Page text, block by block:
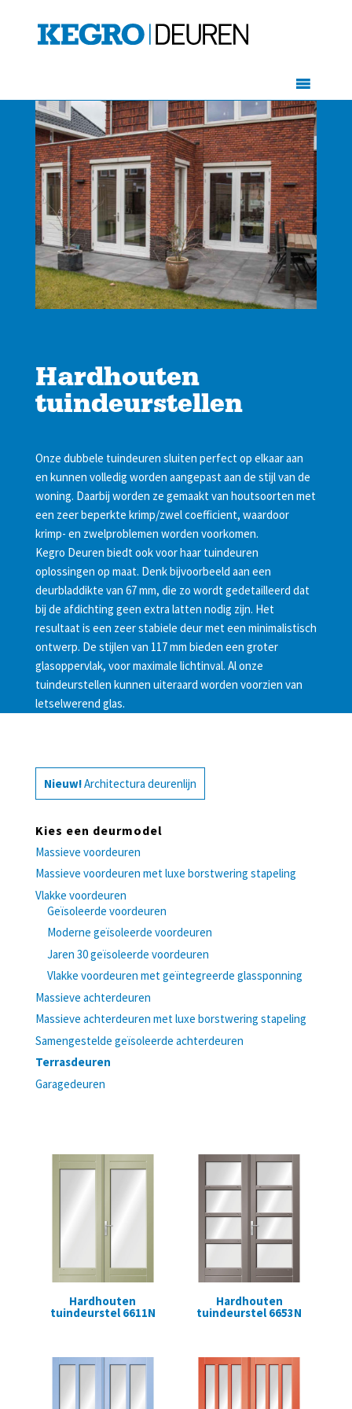
Hardhouten
tuindeurstellen
Onze dubbele tuindeuren sluiten perfect op elkaar aan
en kunnen volledig worden aangepast aan de stijl van de
woning. Daarbij worden ze gemaakt van houtsoorten met
een zeer beperkte krimp/zwel coefficient, waardoor
krimp- en zwelproblemen worden voorkomen.
Kegro Deuren biedt ook voor haar tuindeuren
oplossingen op maat. Denk bijvoorbeeld aan een
deurbladdikte van 67 mm, die zo wordt gedetailleerd dat
bij de afdichting geen extra latten nodig zijn. Het
resultaat is een zeer stabiele deur met een minimalistisch
ontwerp. De stijlen van 117 mm bieden een groter
glasoppervlak, voor maximale lichtinval. Al onze
tuindeurstellen kunnen uiteraard worden voorzien van
letselwerend glas.
Nieuw!Architectura deurenlijn
Kies een deurmodel
Massieve voordeuren
Massieve voordeuren met luxe borstwering stapeling
Vlakke voordeuren
Geïsoleerde voordeuren
Moderne geïsoleerde voordeuren
Jaren 30 geïsoleerde voordeuren
Vlakke voordeuren met geïntegreerde glassponning
Massieve achterdeuren
Massieve achterdeuren met luxe borstwering stapeling
Samengestelde geïsoleerde achterdeuren
Terrasdeuren
Garagedeuren
Hardhouten
tuindeurstel 6611N
Hardhouten
tuindeurstel 6653N